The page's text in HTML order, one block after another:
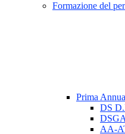
Formazione del
Prima
DS
AA-